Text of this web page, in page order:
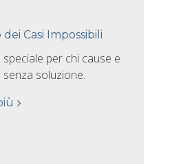
Casi Impossibili
per chi cause e
senza soluzione.